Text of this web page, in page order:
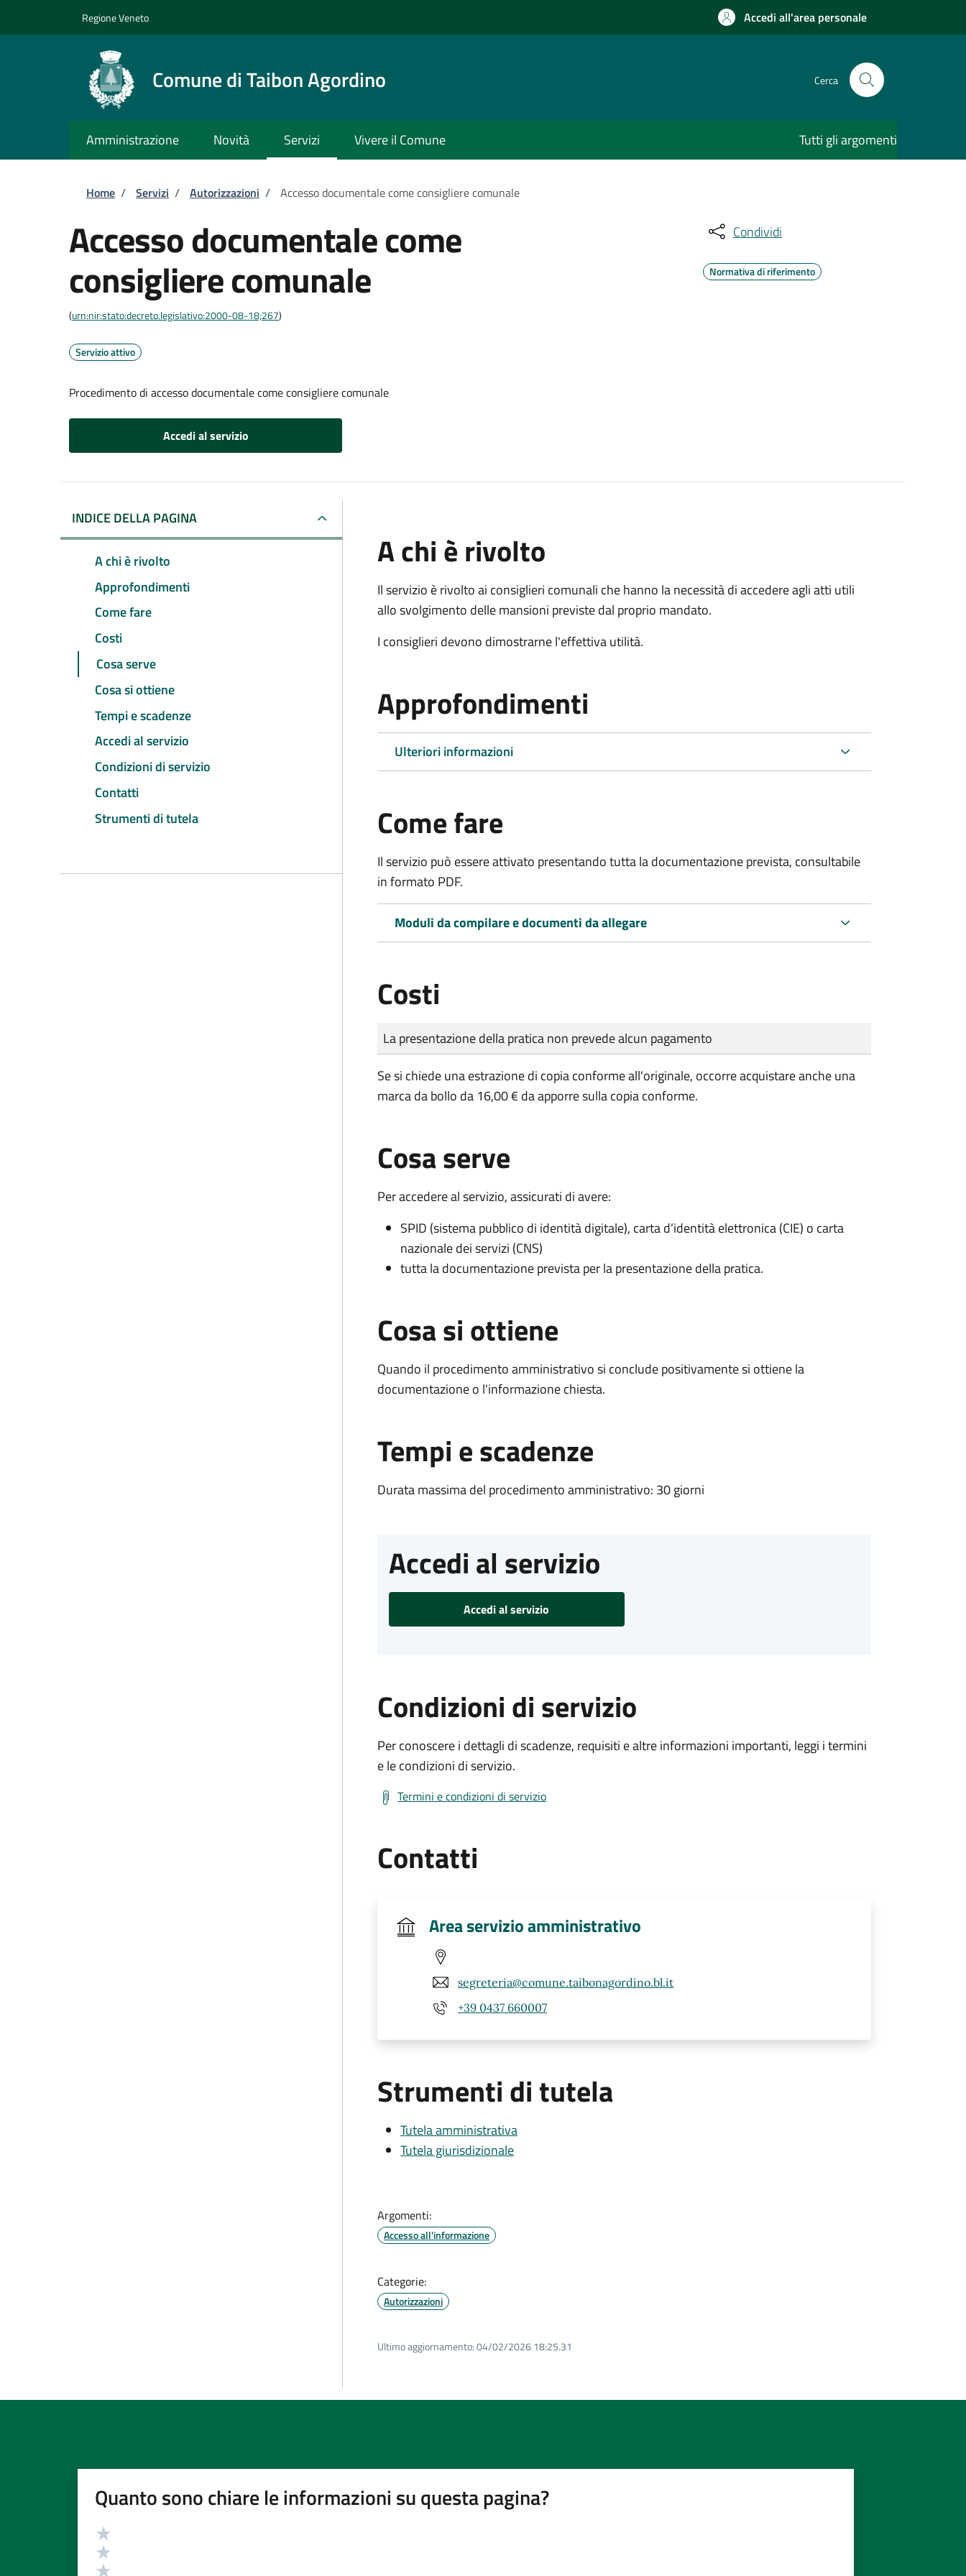
Regione Veneto Accedi all'area personale
Comune di Taibon Agordino Cerca
Amministrazione Novità Servizi Vivere il Comune Tutti gli argomenti
Briciole di pane
Home / Servizi / Autorizzazioni / Accesso documentale come consigliere comunale
Accesso documentale come
consigliere comunale
(urn:nir:stato:decreto.legislativo:2000-08-18;267)
Servizio attivo
Procedimento di accesso documentale come consigliere comunale
Accedi al servizio
Condividi
Normativa di riferimento
INDICE DELLA PAGINA
A chi è rivolto
Approfondimenti
Come fare
Costi
Cosa serve
Cosa si ottiene
Tempi e scadenze
Accedi al servizio
Condizioni di servizio
Contatti
Strumenti di tutela
A chi è rivolto
Il servizio è rivolto ai consiglieri comunali che hanno la necessità di accedere agli atti utili
allo svolgimento delle mansioni previste dal proprio mandato.
I consiglieri devono dimostrarne l'effettiva utilità.
Approfondimenti
Ulteriori informazioni
Come fare
Il servizio può essere attivato presentando tutta la documentazione prevista, consultabile
in formato PDF.
Moduli da compilare e documenti da allegare
Costi
Tipo di pagamento
Importo
La presentazione della pratica non prevede alcun pagamento
Se si chiede una estrazione di copia conforme all'originale, occorre acquistare anche una
marca da bollo da 16,00 € da apporre sulla copia conforme.
Cosa serve
Per accedere al servizio, assicurati di avere:
SPID (sistema pubblico di identità digitale), carta d’identità elettronica (CIE) o carta
nazionale dei servizi (CNS)
tutta la documentazione prevista per la presentazione della pratica.
Cosa si ottiene
Quando il procedimento amministrativo si conclude positivamente si ottiene la
documentazione o l'informazione chiesta.
Tempi e scadenze
Durata massima del procedimento amministrativo: 30 giorni
Accedi al servizio
Accedi al servizio
Condizioni di servizio
Per conoscere i dettagli di scadenze, requisiti e altre informazioni importanti, leggi i termini
e le condizioni di servizio.
Termini e condizioni di servizio
Contatti
Area servizio amministrativo
segreteria@comune.taibonagordino.bl.it
+39 0437 660007
Strumenti di tutela
Tutela amministrativa
Tutela giurisdizionale
Argomenti:
Accesso all'informazione
Categorie:
Autorizzazioni
Ultimo aggiornamento:04/02/2026 18:25.31
Quanto sono chiare le informazioni su questa pagina?
Valutazione